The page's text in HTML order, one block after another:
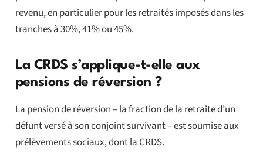
revenu, en particulier pour les retraités imposés dans les
tranches à 30%, 41% ou 45%.
La CRDS s’applique-t-elle aux
pensions de réversion ?
La pension de réversion – la fraction de la retraite d’un
défunt versé à son conjoint survivant – est soumise aux
prélèvements sociaux, dont la CRDS.